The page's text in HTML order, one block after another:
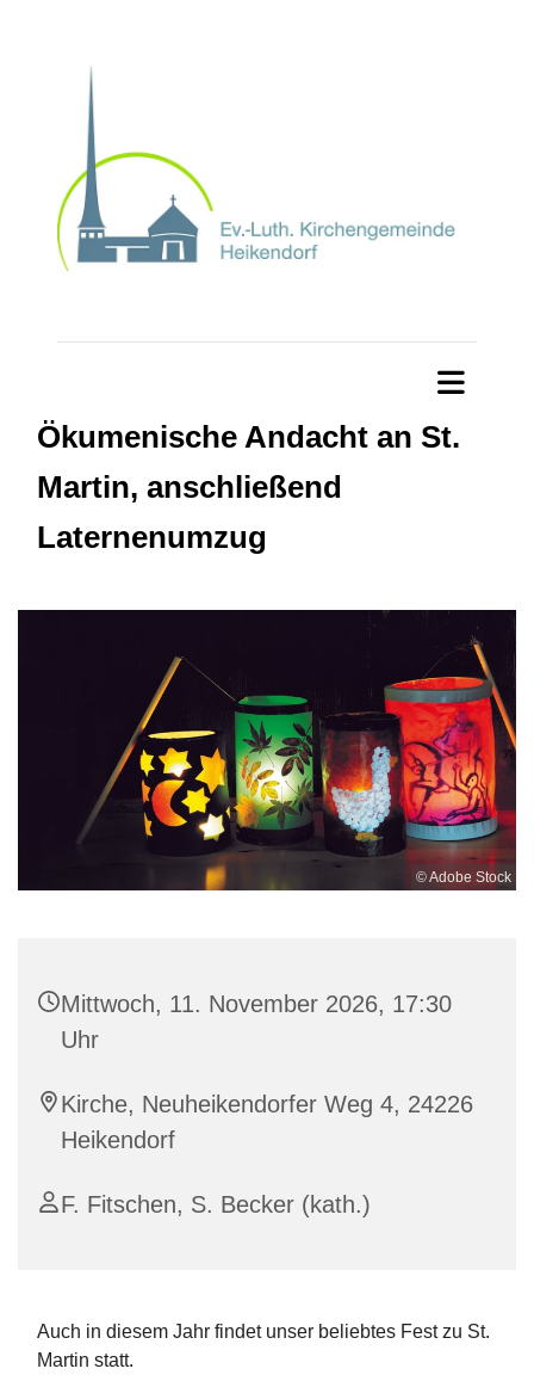
Ökumenische Andacht an St.
Martin, anschließend
Laternenumzug
© Adobe Stock
Mittwoch, 11. November 2026, 17:30
Uhr
Kirche, Neuheikendorfer Weg 4, 24226
Heikendorf
F. Fitschen, S. Becker (kath.)
Auch in diesem Jahr findet unser beliebtes Fest zu St.
Martin statt.